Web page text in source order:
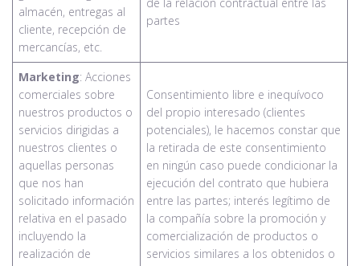
almacén, entregas al
cliente, recepción de
mercancías, etc.
partes
Marketing: Acciones
comerciales sobre
nuestros productos o
servicios dirigidas a
nuestros clientes o
aquellas personas
que nos han
solicitado información
relativa en el pasado
incluyendo la
realización de
Consentimiento libre e inequívoco
del propio interesado (clientes
potenciales), le hacemos constar que
la retirada de este consentimiento
en ningún caso puede condicionar la
ejecución del contrato que hubiera
entre las partes; interés legítimo de
la compañía sobre la promoción y
comercialización de productos o
servicios similares a los obtenidos o